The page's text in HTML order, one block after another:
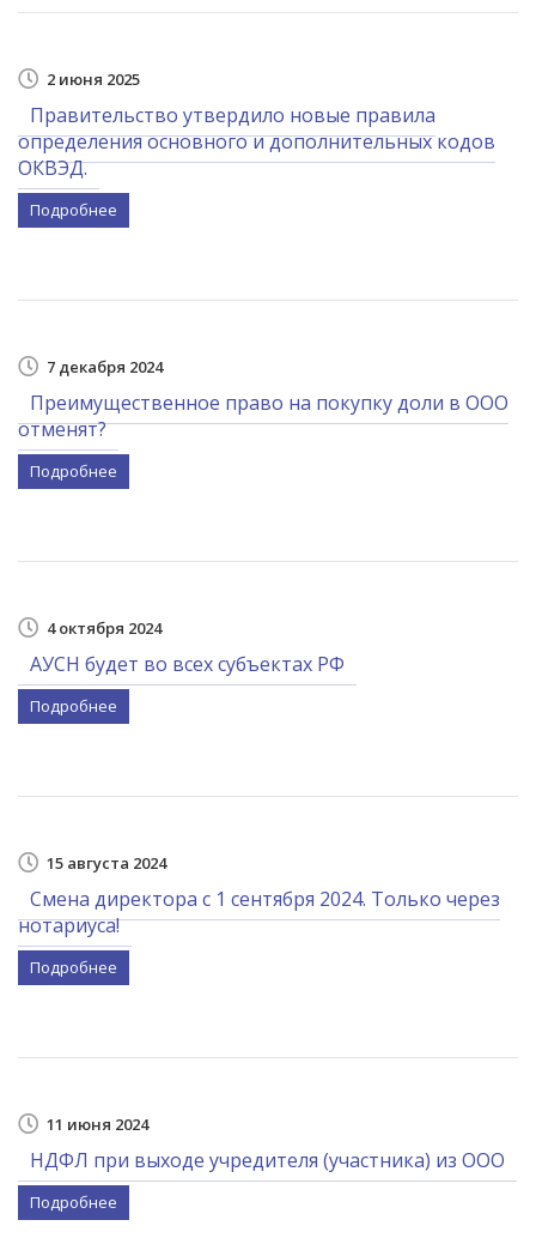
2 июня 2025
Правительство утвердило новые правила
определения основного и дополнительных кодов
ОКВЭД.
Подробнее
7 декабря 2024
Преимущественное право на покупку доли в ООО
отменят?
Подробнее
4 октября 2024
АУСН будет во всех субъектах РФ
Подробнее
15 августа 2024
Смена директора с 1 сентября 2024. Только через
нотариуса!
Подробнее
11 июня 2024
НДФЛ при выходе учредителя (участника) из ООО
Подробнее